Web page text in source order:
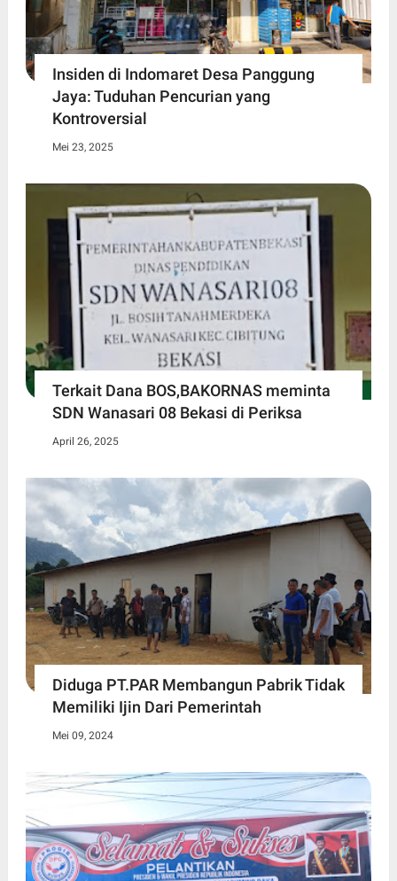
Insiden di Indomaret Desa Panggung
Jaya: Tuduhan Pencurian yang
Kontroversial
Mei 23, 2025
Terkait Dana BOS,BAKORNAS meminta
SDN Wanasari 08 Bekasi di Periksa
April 26, 2025
Diduga PT.PAR Membangun Pabrik Tidak
Memiliki Ijin Dari Pemerintah
Mei 09, 2024